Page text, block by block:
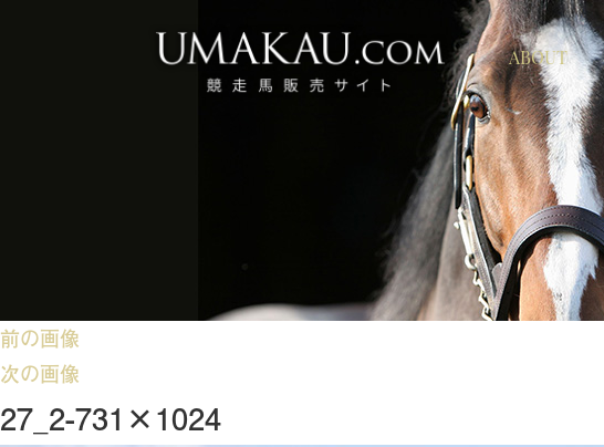
ABOUT
前の画像
次の画像
27_2-731×1024